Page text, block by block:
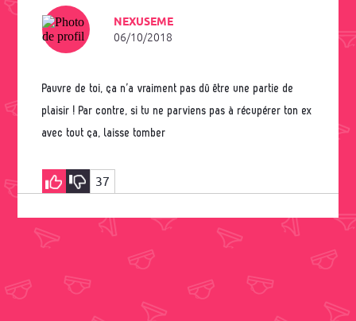
NEXUSEME
06/10/2018
Pauvre de toi, ça n’a vraiment pas dû être une partie de
plaisir ! Par contre, si tu ne parviens pas à récupérer ton ex
avec tout ça, laisse tomber
37